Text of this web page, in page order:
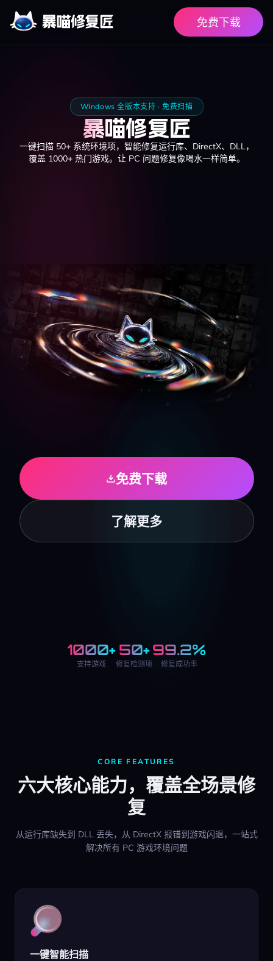
免费下载
Windows 全版本支持 · 免费扫描
暴喵修复匠
一键扫描 50+ 系统环境项，智能修复运行库、DirectX、DLL，
覆盖 1000+ 热门游戏。让 PC 问题修复像喝水一样简单。
免费下载
了解更多
1000+
支持游戏
50+
修复检测项
99.2%
修复成功率
CORE FEATURES
六大核心能力，覆盖全场景修
复
从运行库缺失到 DLL 丢失，从 DirectX 报错到游戏闪退，一站式
解决所有 PC 游戏环境问题
一键智能扫描